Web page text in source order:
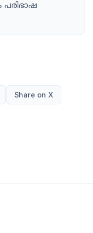
Share on X